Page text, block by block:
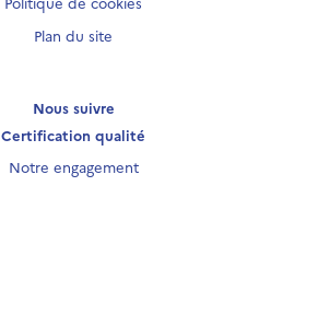
Plan du site
Nous suivre
Certification qualité
Notre engagement